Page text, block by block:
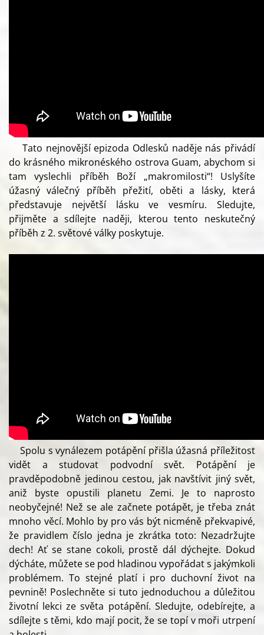
Tato nejnovější epizoda Odlesků naděje nás přivádí
do krásného mikronéského ostrova Guam, abychom si
tam vyslechli příběh Boží „makromilosti“! Uslyšíte
úžasný válečný příběh přežití, oběti a lásky, která
představuje největší lásku ve vesmíru. Sledujte,
přijměte a sdílejte naději, kterou tento neskutečný
příběh z 2. světové války poskytuje.
Spolu s vynálezem potápění přišla úžasná příležitost
vidět a studovat podvodní svět. Potápění je
pravděpodobně jedinou cestou, jak navštívit jiný svět,
aniž byste opustili planetu Zemi. Je to naprosto
neobyčejné! Než se ale začnete potápět, je třeba znát
mnoho věcí. Mohlo by pro vás být nicméně překvapivé,
že pravidlem číslo jedna je zkrátka toto: Nezadržujte
dech! Ať se stane cokoli, prostě dál dýchejte. Dokud
dýcháte, můžete se pod hladinou vypořádat s jakýmkoli
problémem. To stejné platí i pro duchovní život na
pevnině! Poslechněte si tuto jednoduchou a důležitou
životní lekci ze světa potápění. Sledujte, odebírejte, a
sdílejte s těmi, kdo mají pocit, že se topí v moři utrpení